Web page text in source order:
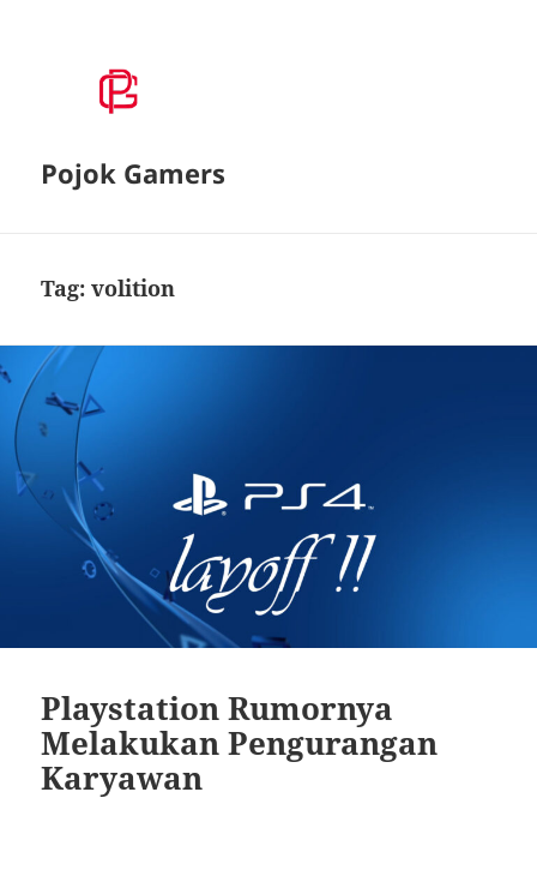
Pojok Gamers
Tag:volition
Playstation Rumornya
Melakukan Pengurangan
Karyawan